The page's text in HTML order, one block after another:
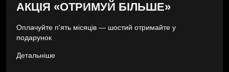
АКЦІЯ «ОТРИМУЙ БІЛЬШЕ»
Оплачуйте п'ять місяців — шостий отримайте у
подарунок
Детальніше